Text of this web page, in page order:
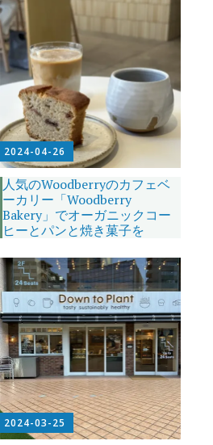
2024-04-26
人気のWoodberryのカフェベ
ーカリー「Woodberry
Bakery」でオーガニックコー
ヒーとパンと焼き菓子を
2024-03-25